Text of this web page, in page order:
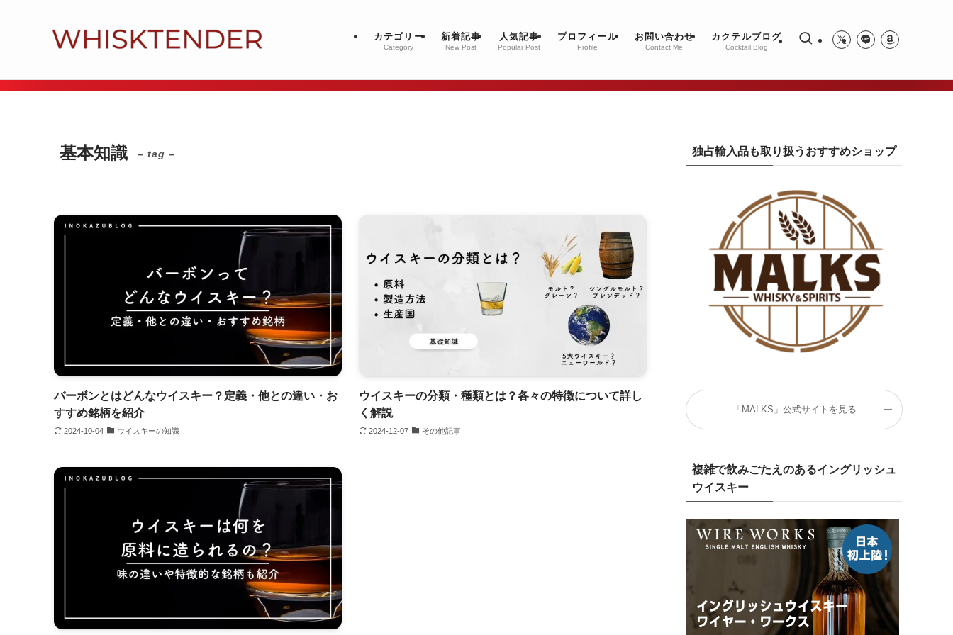
カテゴリー
Category
新着記事
New Post
人気記事
Popular Post
プロフィール
Profile
お問い合わせ
Contact Me
カクテルブログ
Cocktail Blog
基本知識 – tag –
バーボンとはどんなウイスキー？定義・他との違い・お
すすめ銘柄を紹介
2024-10-04 ウイスキーの知識
ウイスキーの分類・種類とは？各々の特徴について詳し
く解説
2024-12-07 その他記事
独占輸入品も取り扱うおすすめショップ
「MALKS」公式サイトを見る
複雑で飲みごたえのあるイングリッシュ
ウイスキー